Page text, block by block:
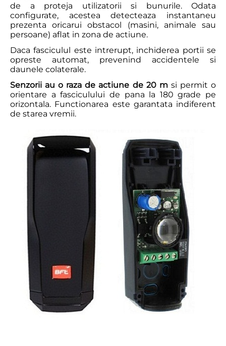
de a proteja utilizatorii si bunurile. Odata
configurate, acestea detecteaza instantaneu
prezenta oricarui obstacol (masini, animale sau
persoane) aflat in zona de actiune.
Daca fasciculul este intrerupt, inchiderea portii se
opreste automat, prevenind accidentele si
daunele colaterale.
Senzorii au o raza de actiune de 20 msi permit o
orientare a fasciculului de pana la 180 grade pe
orizontala. Functionarea este garantata indiferent
de starea vremii.